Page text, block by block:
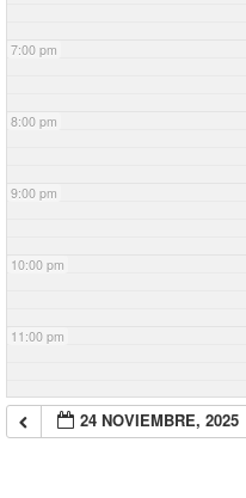
7:00 pm
8:00 pm
9:00 pm
10:00 pm
11:00 pm
24 NOVIEMBRE, 2025